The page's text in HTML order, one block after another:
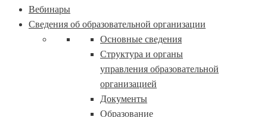
Вебинары
Сведения об образовательной организации
Основные сведения
Структура и органы
управления образовательной
организацией
Документы
Образование